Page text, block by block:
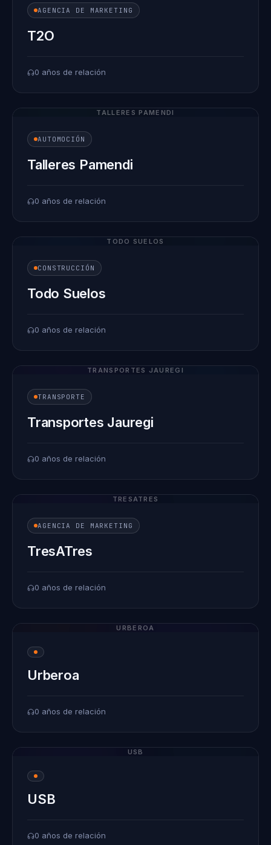
AGENCIA DE MARKETING
T2O
0 años de relación
TALLERES PAMENDI
AUTOMOCIÓN
Talleres Pamendi
0 años de relación
TODO SUELOS
CONSTRUCCIÓN
Todo Suelos
0 años de relación
TRANSPORTES JAUREGI
TRANSPORTE
Transportes Jauregi
0 años de relación
TRESATRES
AGENCIA DE MARKETING
TresATres
0 años de relación
URBEROA
Urberoa
0 años de relación
USB
USB
0 años de relación